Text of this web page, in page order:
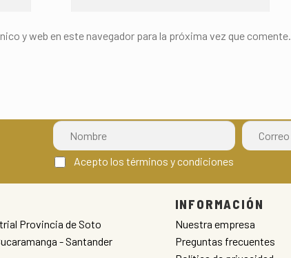
y web en este navegador para la próxima vez que comente.
Acepto los términos y condiciones
Provincia de Soto
- Santander
INFORMACIÓN
Nuestra empresa
Preguntas frecuentes